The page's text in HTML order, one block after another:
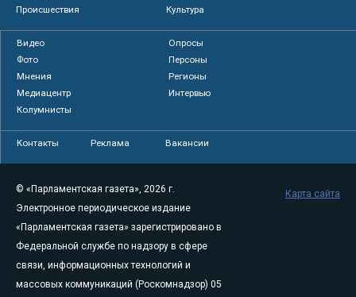
Происшествия
Культура
Видео
Опросы
Фото
Персоны
Мнения
Регионы
Медиацентр
Интервью
Колумнисты
Контакты Реклама Вакансии
© «Парламентская газета», 2026 г.
Электронное периодическое издание
«Парламентская газета» зарегистрировано в
Федеральной службе по надзору в сфере
связи, информационных технологий и
массовых коммуникаций (Роскомнадзор) 05
Карта сайта